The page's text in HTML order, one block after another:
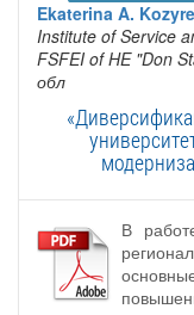
Ekaterina A.
Institute of Service
FSFEI of HE "Don
обл
В